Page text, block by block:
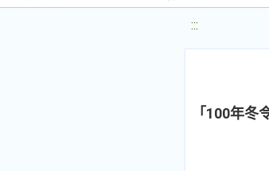
:::
「100年冬